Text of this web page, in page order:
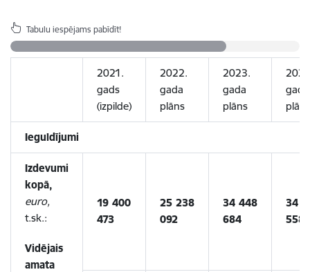
Tabulu iespējams pabīdīt!
2021.
gads
(izpilde)
2022.
gada
plāns
2023.
gada
plāns
gada
plāns
Ieguldījumi
Izdevumi
kopā,
euro,
t.sk.:
Vidējais
amata
19 400
473
25 238
092
34 448
684
34
558